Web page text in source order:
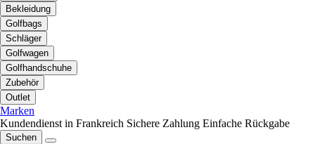
Bekleidung
Golfbags
Schläger
Golfwagen
Golfhandschuhe
Zubehör
Outlet
Marken
Kundendienst in Frankreich Sichere Zahlung Einfache Rückgabe
Suchen